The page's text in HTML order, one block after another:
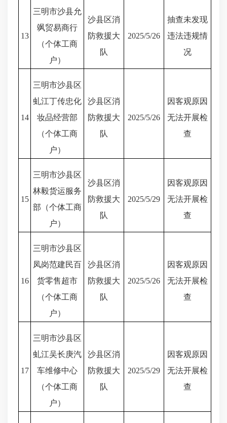
13
三明市沙县允
飒贸易商行
（个体工商
户）
沙县区消
防救援大
队
2025/5/26
抽查未发现
违法违规情
况
14
三明市沙县区
虬江丁传忠化
妆品经营部
（个体工商
户）
沙县区消
防救援大
队
2025/5/26
因客观原因
无法开展检
查
15
三明市沙县区
林毅货运服务
部（个体工商
户）
沙县区消
防救援大
队
2025/5/29
因客观原因
无法开展检
查
16
三明市沙县区
凤岗范建民百
货零售超市
（个体工商
户）
沙县区消
防救援大
队
2025/5/26
因客观原因
无法开展检
查
17
三明市沙县区
虬江吴长庚汽
车维修中心
（个体工商
户）
沙县区消
防救援大
队
2025/5/29
因客观原因
无法开展检
查